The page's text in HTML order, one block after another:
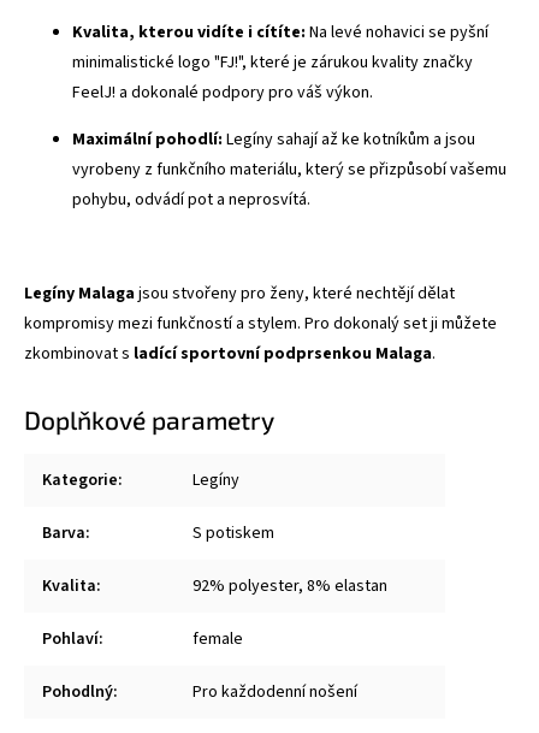
Kvalita, kterou vidíte i cítíte: Na levé nohavici se pyšní
minimalistické logo "FJ!", které je zárukou kvality značky
FeelJ! a dokonalé podpory pro váš výkon.
Maximální pohodlí: Legíny sahají až ke kotníkům a jsou
vyrobeny z funkčního materiálu, který se přizpůsobí vašemu
pohybu, odvádí pot a neprosvítá.
Legíny Malagajsou stvořeny pro ženy, které nechtějí dělat
kompromisy mezi funkčností a stylem. Pro dokonalý set ji můžete
zkombinovat s ladící sportovní podprsenkou Malaga.
Doplňkové parametry
Kategorie: Legíny
Barva: S potiskem
Kvalita: 92% polyester, 8% elastan
Pohlaví: female
Pohodlný: Pro každodenní nošení